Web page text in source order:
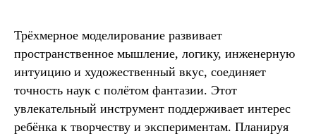
Трёхмерное моделирование развивает
пространственное мышление, логику, инженерную
интуицию и художественный вкус, соединяет
точность наук с полётом фантазии. Этот
увлекательный инструмент поддерживает интерес
ребёнка к творчеству и экспериментам. Планируя